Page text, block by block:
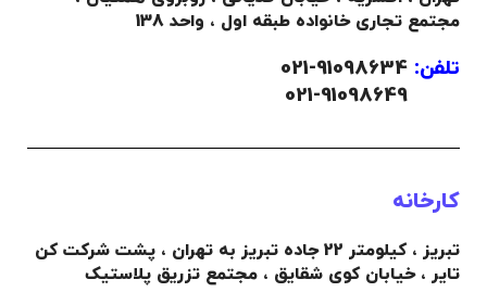
.
مجتمع تجاری خانواده طبقه اول ، واحد 138
تلفن:
کارخانه
تبریز ، کیلومتر 22 جاده تبریز به تهران ، پشت شرکت کن
تایر ، خیابان کوی شقایق ، مجتمع تزریق پلاستیک